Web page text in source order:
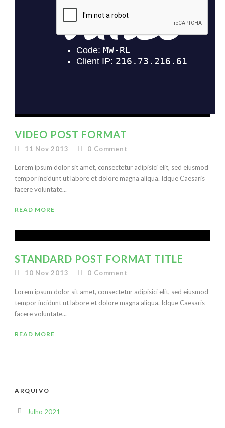
VIDEO POST FORMAT
11 Nov 2013 0 Comment
Lorem ipsum dolor sit amet, consectetur adipisici elit, sed eiusmod
tempor incidunt ut labore et dolore magna aliqua. Idque Caesaris
facere voluntate...
READ MORE
STANDARD POST FORMAT TITLE
10 Nov 2013 0 Comment
Lorem ipsum dolor sit amet, consectetur adipisici elit, sed eiusmod
tempor incidunt ut labore et dolore magna aliqua. Idque Caesaris
facere voluntate...
READ MORE
ARQUIVO
Julho 2021